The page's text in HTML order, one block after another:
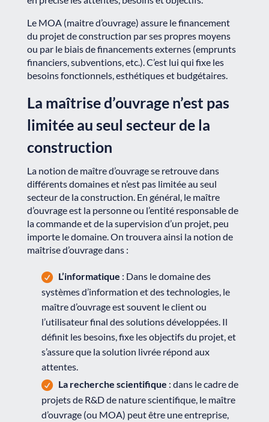
Le MOA (maitre d’ouvrage) assure le financement
du projet de construction par ses propres moyens
ou par le biais de financements externes (emprunts
financiers, subventions, etc.). C’est lui qui fixe les
besoins fonctionnels, esthétiques et budgétaires.
La maîtrise d’ouvrage n’est pas
limitée au seul secteur de la
construction
La notion de maître d’ouvrage se retrouve dans
différents domaines et n’est pas limitée au seul
secteur de la construction. En général, le maître
d’ouvrage est la personne ou l’entité responsable de
la commande et de la supervision d’un projet, peu
importe le domaine. On trouvera ainsi la notion de
maîtrise d’ouvrage dans :
L’informatique : Dans le domaine des
systèmes d’information et des technologies, le
maître d’ouvrage est souvent le client ou
l’utilisateur final des solutions développées. Il
définit les besoins, fixe les objectifs du projet, et
s’assure que la solution livrée répond aux
attentes.
La recherche scientifique : dans le cadre de
projets de R&D de nature scientifique, le maître
d’ouvrage (ou MOA) peut être une entreprise,